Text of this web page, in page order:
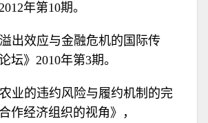
年第10期。
出效应与金融危机的国际传
坛》2010年第3期。
业的违约风险与履约机制的完
作经济组织的视角》，